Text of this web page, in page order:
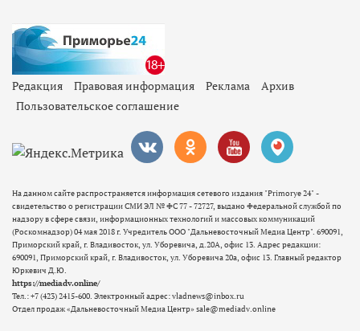
Редакция Правовая информация Реклама
Архив
Пользовательское соглашение
На данном сайте распространяется информация сетевого издания "Primorye 24" -
свидетельство о регистрации СМИ ЭЛ № ФС 77 - 72727, выдано Федеральной службой по
надзору в сфере связи, информационных технологий и массовых коммуникаций
(Роскомнадзор) 04 мая 2018 г. Учредитель ООО "Дальневосточный Медиа Центр". 690091,
Приморский край, г. Владивосток, ул. Уборевича, д.20А, офис 13. Адрес редакции:
690091, Приморский край, г. Владивосток, ул. Уборевича 20а, офис 13. Главный редактор
Юркевич Д.Ю.
https://mediadv.online/
Тел.: +7 (423) 2415-600. Электронный адрес: vladnews@inbox.ru
Отдел продаж «Дальневосточный Медиа Центр» sale@mediadv.online